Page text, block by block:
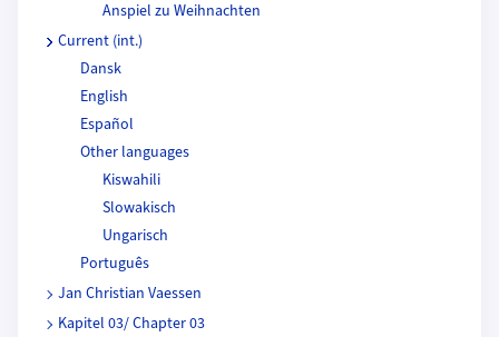
Anspiel zu Weihnachten
Current (int.)
Dansk
English
Español
Other languages
Kiswahili
Slowakisch
Ungarisch
Português
Jan Christian Vaessen
Kapitel 03/ Chapter 03